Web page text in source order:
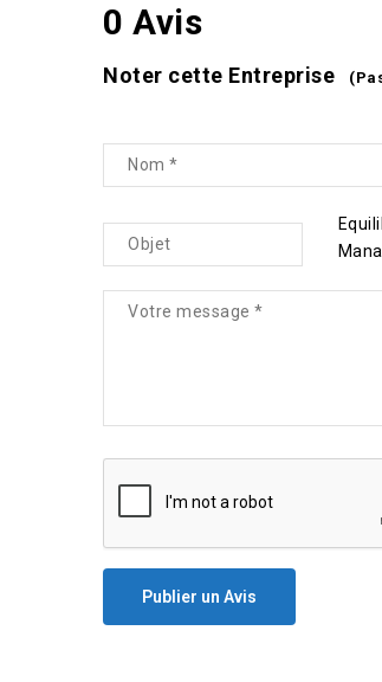
0 Avis
Noter cette Entreprise
Publier un Avis